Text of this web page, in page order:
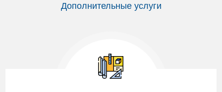
Дополнительные услуги